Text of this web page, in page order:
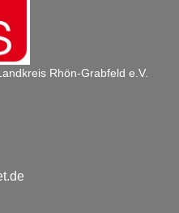
Rhön-Grabfeld e.V.